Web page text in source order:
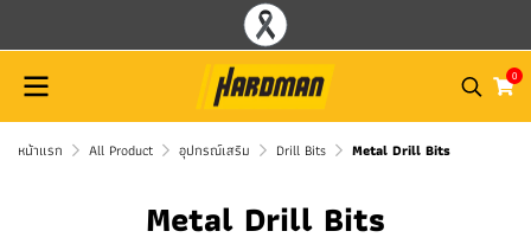
0
หน้าแรก All Product อุปกรณ์เสริม Drill Bits Metal Drill Bits
Metal Drill Bits